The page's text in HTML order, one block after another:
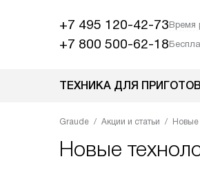
+7 495 120-42-73Время
+7 800 500-62-18
ТЕХНИКА ДЛЯ
Graude Акции и статьи Новые
Новые